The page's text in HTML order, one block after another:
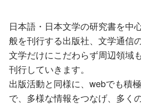
日本語・日本文学の研究書を中
般を刊行する出版社、文学通信
文学だけにこだわらず周辺領域
刊行していきます。
出版活動と同様に、webでも積
で、多様な情報をつなげ、多く